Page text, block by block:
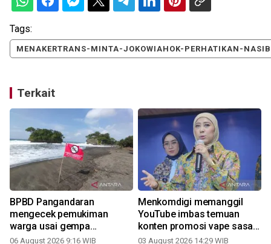
Tags:
MENAKERTRANS-MINTA-JOKOWIAHOK-PERHATIKAN-
Terkait
BPBD Pangandaran
mengecek pemukiman
warga usai gempa
magnitudo 5,3
06 August 2026 9:16 WIB
Menkomdigi memanggil
YouTube imbas temuan
konten promosi vape sasar
anak
03 August 2026 14:29 WIB